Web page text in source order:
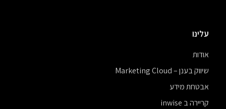
עלינו
אודות
שיווק בענן – Marketing Cloud
אבטחת מידע
קריירה ב inwise